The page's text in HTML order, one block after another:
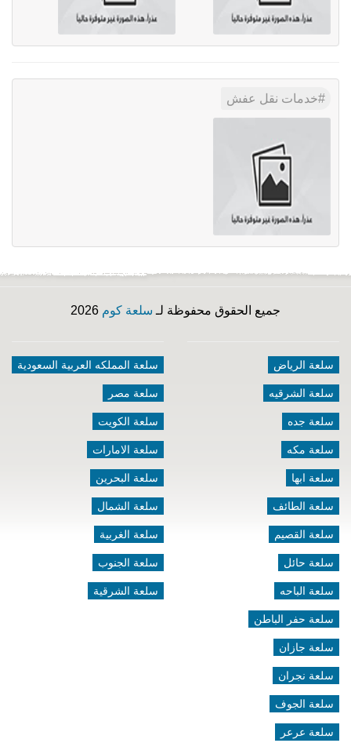
خدمات نقل عفش
جميع الحقوق محفوظة لـ سلعة كوم
سلعة الرياض
سلعة الشرقيه
سلعة جده
سلعة مكه
سلعة ابها
سلعة الطائف
سلعة القصيم
سلعة حائل
سلعة الباحه
سلعة حفر الباطن
سلعة جازان
سلعة نجران
سلعة الجوف
سلعة عرعر
سلعة المملكه العربية السعودية
سلعة مصر
سلعة الكويت
سلعة الامارات
سلعة البحرين
سلعة الشمال
سلعة الغربية
سلعة الجنوب
سلعة الشرقية